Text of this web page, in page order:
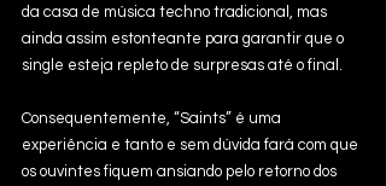
da casa de música techno tradicional, mas
ainda assim estonteante para garantir que o
single esteja repleto de surpresas até o final.
Consequentemente, “Saints” é uma
experiência e tanto e sem dúvida fará com que
os ouvintes fiquem ansiando pelo retorno dos